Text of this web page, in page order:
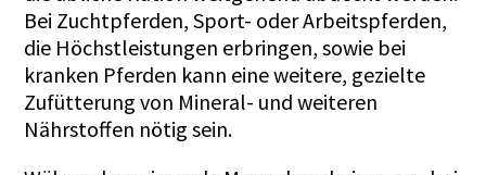
Bei Zuchtpferden, Sport- oder Arbeitspferden,
die Höchstleistungen erbringen, sowie bei
kranken Pferden kann eine weitere, gezielte
Zufütterung von Mineral- und weiteren
Nährstoffen nötig sein.